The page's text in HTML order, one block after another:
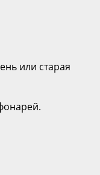
или старая